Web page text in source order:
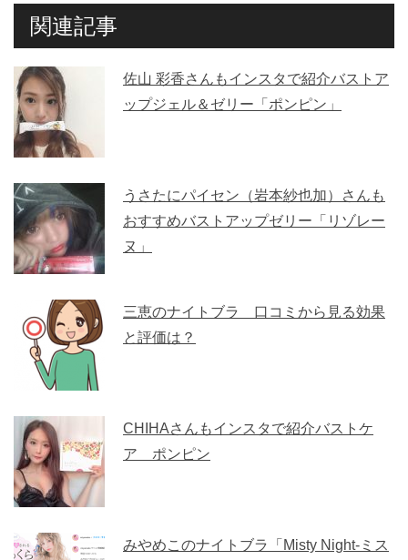
関連記事
佐山 彩香さんもインスタで紹介バストア
ップジェル＆ゼリー「ポンピン」
うさたにパイセン（岩本紗也加）さんも
おすすめバストアップゼリー「リゾレー
ヌ」
三恵のナイトブラ 口コミから見る効果
と評価は？
CHIHAさんもインスタで紹介バストケ
ア ポンピン
みやめこのナイトブラ「Misty Night-ミス